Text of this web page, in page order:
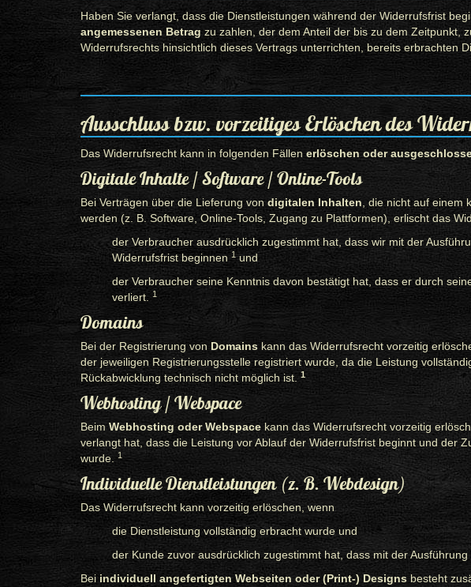
Haben Sie verlangt, dass die Dienstleistungen während der Widerrufsfrist
angemessenen Betrag zu zahlen, der dem Anteil der bis zu dem Zeitpunkt,
Widerrufsrechts hinsichtlich dieses Vertrags unterrichten, bereits erbrachten
Ausschluss bzw. vorzeitiges Erlöschen des
Das Widerrufsrecht kann in folgenden Fällen erlöschen oder
Digitale Inhalte / Software / Online-Tools
Bei Verträgen über die Lieferung vondigitalen Inhalten , die nicht auf
werden (z. B. Software, Online-Tools, Zugang zu Plattformen), erlischt das
der Verbraucher ausdrücklich zugestimmt hat, dass wir mit der
Widerrufsfrist beginnen1und
der Verbraucher seine Kenntnis davon bestätigt hat, dass er durch
verliert. 1
Domains
Bei der Registrierung von Domains kann das Widerrufsrecht vorzeitig
der jeweiligen Registrierungsstelle registriert wurde, da die Leistung
Rückabwicklung technisch nicht möglich ist.
1
Webhosting / Webspace
BeimWebhosting oder Webspace kann das Widerrufsrecht vorzeitig
verlangt hat, dass die Leistung vor Ablauf der Widerrufsfrist beginnt und der
wurde.
1
Individuelle Dienstleistungen (z. B. Webdesign)
Das Widerrufsrecht kann vorzeitig erlöschen, wenn
die Dienstleistung vollständig erbracht wurde und
der Kunde zuvor ausdrücklich zugestimmt hat, dass mit der
Bei individuell angefertigten Webseiten oder (Print-) Designs besteht